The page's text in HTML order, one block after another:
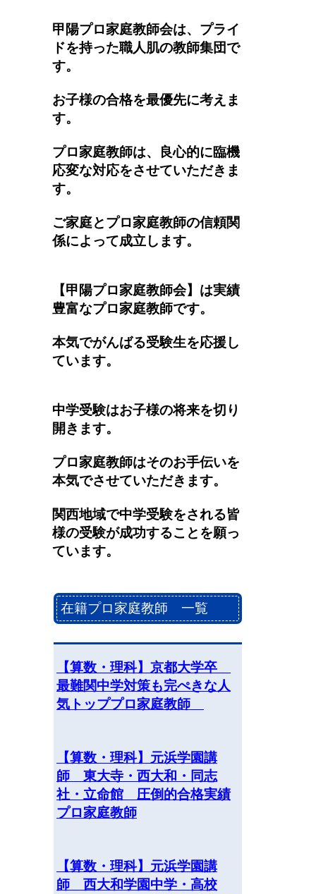
甲陽プロ家庭教師会は、プライ
ドを持った職人肌の教師集団で
す。
お子様の合格を最優先に考えま
す。
プロ家庭教師は、良心的に臨機
応変な対応をさせていただきま
す。
ご家庭とプロ家庭教師の信頼関
係によって成立します。
【甲陽プロ家庭教師会】は実績
豊富なプロ家庭教師です。
本気でがんばる受験生を応援し
ています。
中学受験はお子様の将来を切り
開きます。
プロ家庭教師はそのお手伝いを
本気でさせていただきます。
関西地域で中学受験をされる皆
様の受験が成功することを願っ
ています。
在籍プロ家庭教師 一覧
【算数・理科】京都大学卒
最難関中学対策も完ぺきな人
気トッププロ家庭教師
【算数・理科】元浜学園講
師 東大寺・西大和・同志
社・立命館 圧倒的合格実績
プロ家庭教師
【算数・理科】元浜学園講
師 西大和学園中学・高校